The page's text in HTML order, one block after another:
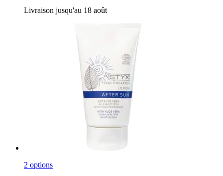
Livraison jusqu'au 18 août
2 options